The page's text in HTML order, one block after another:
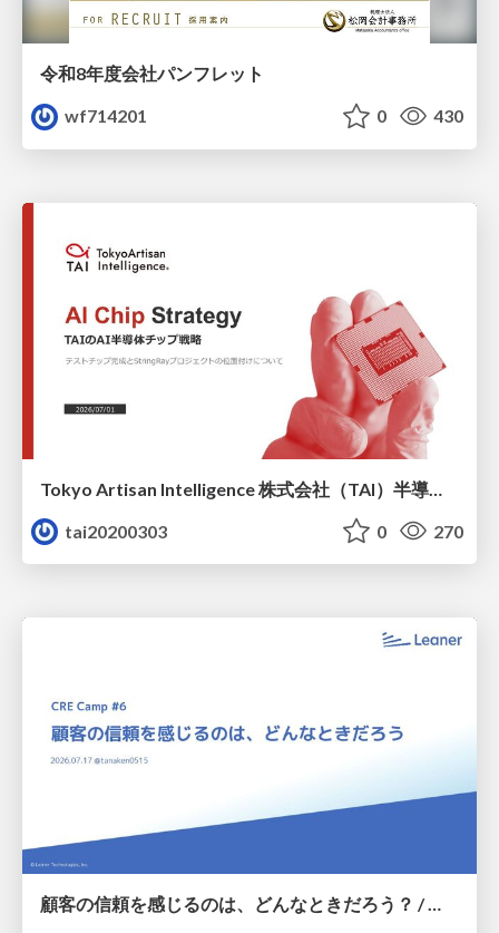
令和8年度会社パンフレット
wf714201
0 430
tai20200303
0 270
顧客の信頼を感じるのは、どんなときだろう？ / When do you feel a customer's trust?